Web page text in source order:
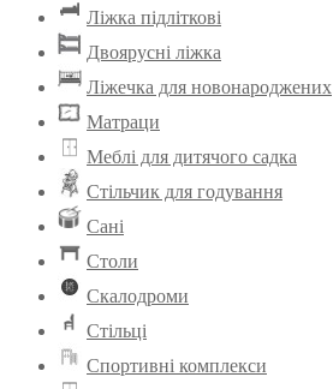
Ліжка підліткові
Двоярусні ліжка
Ліжечка для новонароджених
Матраци
Меблі для дитячого садка
Стільчик для годування
Сані
Столи
Скалодроми
Стільці
Спортивні комплекси